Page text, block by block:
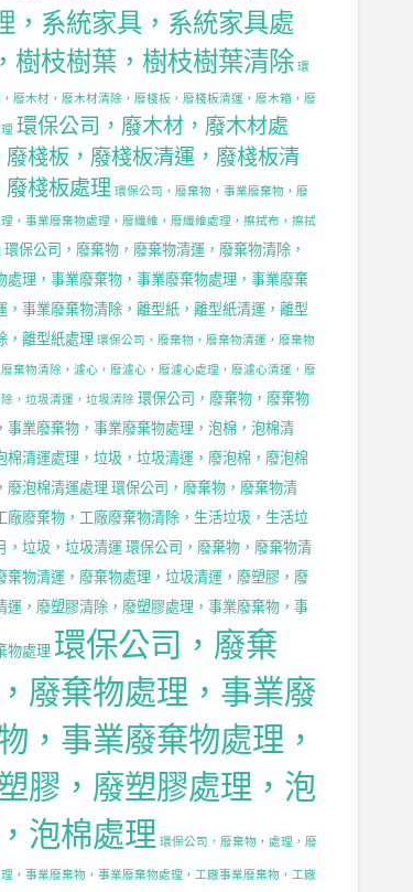
，系統家具，系統家具處
樹枝樹葉，樹枝樹葉清除 環
廢木材，廢木材清除，廢棧板，廢棧板清運，廢木箱，廢
環保公司，廢木材，廢木材處
廢棧板，廢棧板清運，廢棧板清
廢棧板處理 環保公司，廢棄物，事業廢棄物，廢
，事業廢棄物處理，廢纖維，廢纖維處理，擦拭布，擦拭
環保公司，廢棄物，廢棄物清運，廢棄物清除，
處理，事業廢棄物，事業廢棄物處理，事業廢棄
，事業廢棄物清除，離型紙，離型紙清運，離型
，離型紙處理 環保公司，廢棄物，廢棄物清運，廢棄物
棄物清除，濾心，廢濾心，廢濾心處理，廢濾心清運，廢
，垃圾清運，垃圾清除 環保公司，廢棄物，廢棄物
事業廢棄物，事業廢棄物處理，泡棉，泡棉清
棉清運處理，垃圾，垃圾清運，廢泡棉，廢泡棉
廢泡棉清運處理 環保公司，廢棄物，廢棄物清
廠廢棄物，工廠廢棄物清除，生活垃圾，生活垃
，垃圾，垃圾清運 環保公司，廢棄物，廢棄物清
棄物清運，廢棄物處理，垃圾清運，廢塑膠，廢
運，廢塑膠清除，廢塑膠處理，事業廢棄物，事
物處理 環保公司，廢棄
廢棄物處理，事業廢
，事業廢棄物處理，
膠，廢塑膠處理，泡
泡棉處理 環保公司，廢棄物，處理，廢
，事業廢棄物，事業廢棄物處理，工廠事業廢棄物，工廠